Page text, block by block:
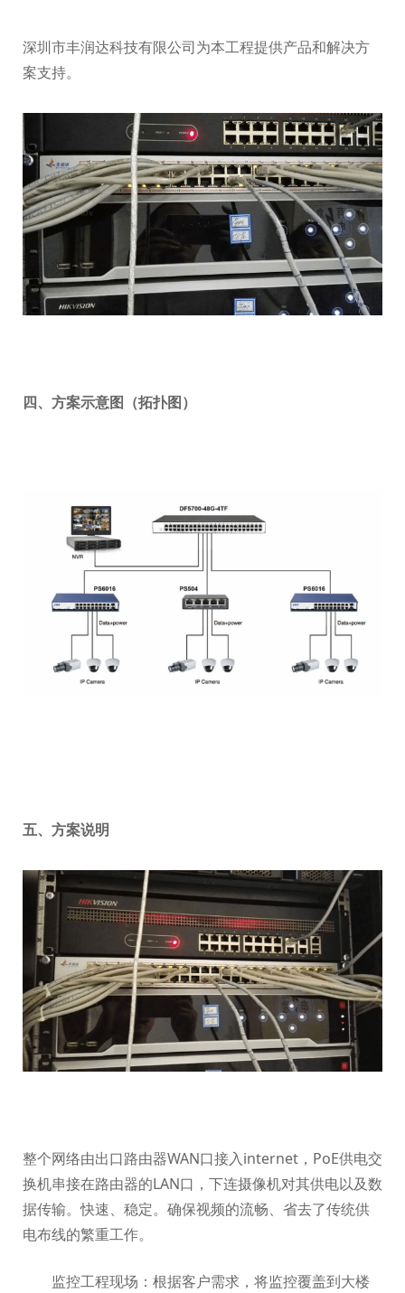
深圳市丰润达科技有限公司为本工程提供产品和解决方
案支持。
四、方案示意图（拓扑图）
五、方案说明
整个网络由出口路由器WAN口接入internet，PoE供电交
换机串接在路由器的LAN口，下连摄像机对其供电以及数
据传输。快速、稳定。确保视频的流畅、省去了传统供
电布线的繁重工作。
监控工程现场：根据客户需求，将监控覆盖到大楼